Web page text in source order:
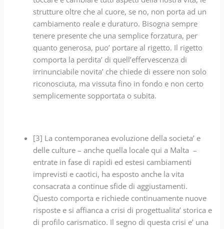
strutture oltre che al cuore, se no, non porta ad un
cambiamento reale e duraturo. Bisogna sempre
tenere presente che una semplice forzatura, per
quanto generosa, puo’ portare al rigetto. Il rigetto
comporta la perdita’ di quell’effervescenza di
irrinunciabile novita’ che chiede di essere non solo
riconosciuta, ma vissuta fino in fondo e non certo
semplicemente sopportata o subita.
[3] La contemporanea evoluzione della societa’ e
delle culture – anche quella locale qui a Malta –
entrate in fase di rapidi ed estesi cambiamenti
imprevisti e caotici, ha esposto anche la vita
consacrata a continue sfide di aggiustamenti.
Questo comporta e richiede continuamente nuove
risposte e si affianca a crisi di progettualita’ storica e
di profilo carismatico. Il segno di questa crisi e’ una